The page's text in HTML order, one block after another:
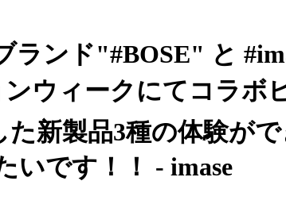
ランド"#BOSE" と
ウィークにてコラボ
新製品3種の体験が
いです！！ - imase